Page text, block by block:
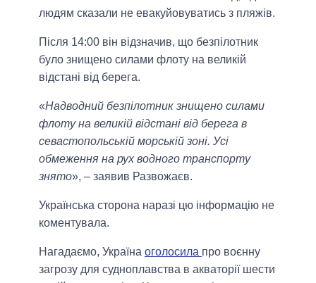
людям сказали не евакуйовуватись з пляжів.
Після 14:00 він відзначив, що безпілотник
було знищено силами флоту на великій
відстані від берега.
«Надводний безпілотник знищено силами
флоту на великій відстані від берега в
севастопольській морській зоні. Усі
обмеження на рух водного транспорту
знято», – заявив Развожаєв.
Українська сторона наразі цю інформацію не
коментувала.
Нагадаємо, Україна оголосила про воєнну
загрозу для судноплавства в акваторії шести